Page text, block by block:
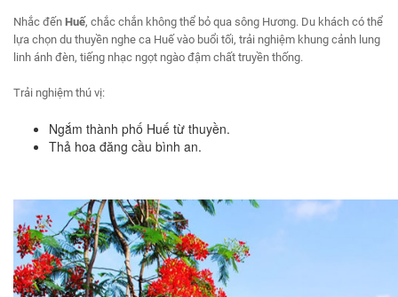
Nhắc đến Huế, chắc chắn không thể bỏ qua sông Hương. Du khách có thể
lựa chọn du thuyền nghe ca Huế vào buổi tối, trải nghiệm khung cảnh lung
linh ánh đèn, tiếng nhạc ngọt ngào đậm chất truyền thống.
Trải nghiệm thú vị:
Ngắm thành phố Huế từ thuyền.
Thả hoa đăng cầu bình an.